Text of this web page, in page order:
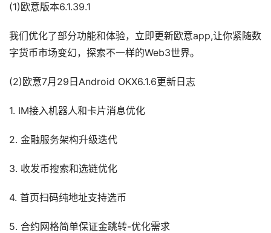
(1)欧意版本6.1.39.1
我们优化了部分功能和体验，立即更新欧意app,让你紧随数
字货币市场变幻，探索不一样的Web3世界。
(2)欧意7月29日Android OKX6.1.6更新日志
1. IM接入机器人和卡片消息优化
2. 金融服务架构升级迭代
3. 收发币搜索和选链优化
4. 首页扫码纯地址支持选币
5. 合约网格简单保证金跳转-优化需求